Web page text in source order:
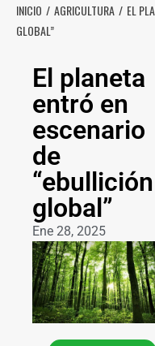
INICIO AGRICULTURA
EL
GLOBAL”
El planeta
entró en
escenario
de
“ebullición
global”
Ene 28, 2025